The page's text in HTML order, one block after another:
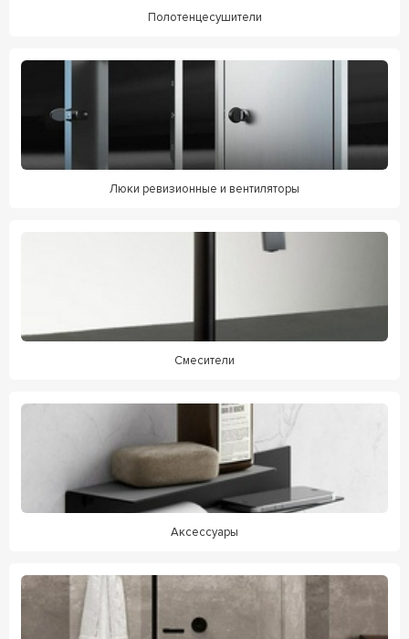
Полотенцесушители
Люки ревизионные и вентиляторы
Смесители
Аксессуары